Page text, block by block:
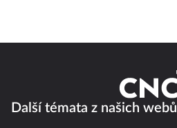
Další témata z našich webů